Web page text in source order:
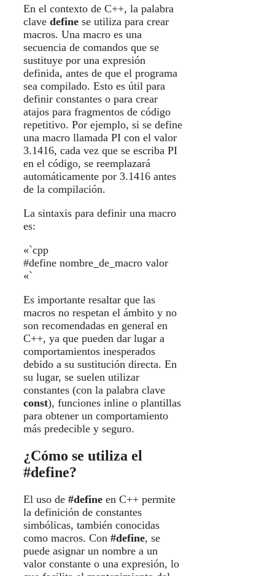
En el contexto de C++, la palabra
clave define se utiliza para crear
macros. Una macro es una
secuencia de comandos que se
sustituye por una expresión
definida, antes de que el programa
sea compilado. Esto es útil para
definir constantes o para crear
atajos para fragmentos de código
repetitivo. Por ejemplo, si se define
una macro llamada PI con el valor
3.1416, cada vez que se escriba PI
en el código, se reemplazará
automáticamente por 3.1416 antes
de la compilación.
La sintaxis para definir una macro
es:
«`cpp
#define nombre_de_macro valor
«`
Es importante resaltar que las
macros no respetan el ámbito y no
son recomendadas en general en
C++, ya que pueden dar lugar a
comportamientos inesperados
debido a su sustitución directa. En
su lugar, se suelen utilizar
constantes (con la palabra clave
const), funciones inline o plantillas
para obtener un comportamiento
más predecible y seguro.
¿Cómo se utiliza el
#define?
El uso de #define en C++ permite
la definición de constantes
simbólicas, también conocidas
como macros. Con #define, se
puede asignar un nombre a un
valor constante o una expresión, lo